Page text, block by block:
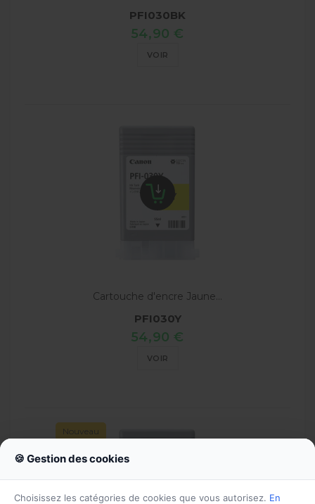
PFI030BK
54,90 €
VOIR
Cartouche d'encre Jaune...
PFI030Y
54,90 €
VOIR
Nouveau
🍪 Gestion des cookies
Choisissez les catégories de cookies que vous autorisez. En